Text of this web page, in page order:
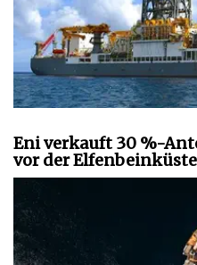
Eni verkauft 30 %-
vor der